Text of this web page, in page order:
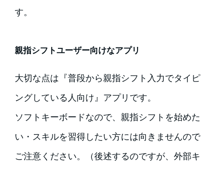
す。
親指シフトユーザー向けなアプリ
大切な点は『普段から親指シフト入力でタイピ
ングしている人向け』アプリです。
ソフトキーボードなので、親指シフトを始めた
い・スキルを習得したい方には向きませんので
ご注意ください。（後述するのですが、外部キ